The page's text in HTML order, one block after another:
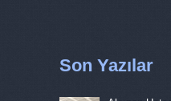
Son Yazılar